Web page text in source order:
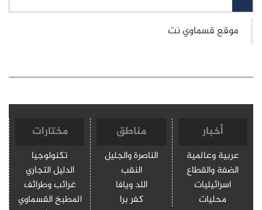
أخبار
عربية وعالمية
الضفة والقطاع
اسرائيليات
محليات
مناطق
الناصرة والجليل
النقب
اللد ويافا
كفر برا
مختارات
تكنولوجيا
الدليل التجاري
غرائب وطرائف
المطبخ القسماوي